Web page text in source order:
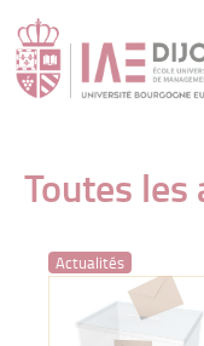
Toutes
Actualités